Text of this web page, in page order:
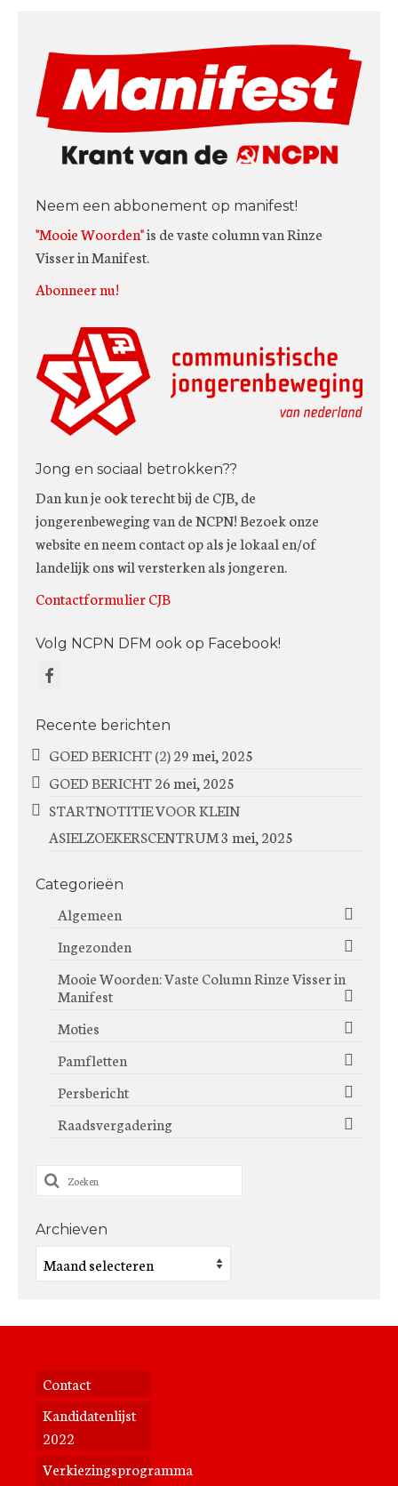
Neem een abbonement op manifest!
"Mooie Woorden"is de vaste column van Rinze
Visser in Manifest.
Abonneer nu!
Jong en sociaal betrokken??
Dan kun je ook terecht bij de CJB, de
jongerenbeweging van de NCPN! Bezoek onze
website en neem contact op als je lokaal en/of
landelijk ons wil versterken als jongeren.
Contactformulier CJB
Volg NCPN DFM ook op Facebook!
Recente berichten
GOED BERICHT (2)29 mei, 2025
GOED BERICHT26 mei, 2025
STARTNOTITIE VOOR KLEIN
ASIELZOEKERSCENTRUM3 mei, 2025
Categorieën
Algemeen
Ingezonden
Mooie Woorden: Vaste Column Rinze Visser in
Manifest
Moties
Pamfletten
Persbericht
Raadsvergadering
Zoeken
naar:
Archieven
Archieven
Contact
Kandidatenlijst
2022
Verkiezingsprogramma